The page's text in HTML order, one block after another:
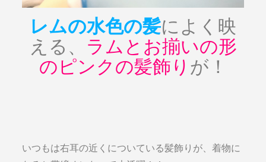
レムの水色の髪によく映
える、 ラムとお揃いの形
のピンクの髪飾り が！
いつもは右耳の近くについている髪飾りが、着物に